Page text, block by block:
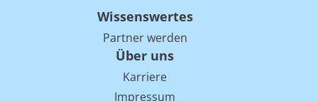
Wissenswertes
Partner werden
Über uns
Karriere
Impressum